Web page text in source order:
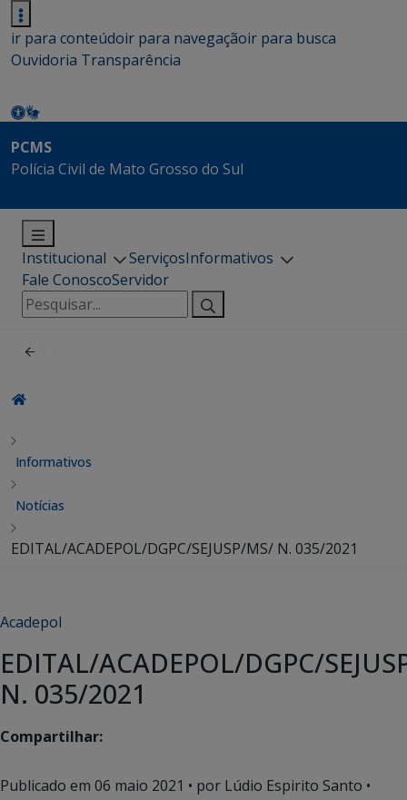
ir para conteúdoir para navegaçãoir para busca
Ouvidoria Transparência
PCMS
Polícia Civil de Mato Grosso do Sul
Institucional ServiçosInformativos
Fale ConoscoServidor
Pesquisar
por:
Informativos
Notícias
EDITAL/ACADEPOL/DGPC/SEJUSP/MS/ N. 035/2021
Acadepol
EDITAL/ACADEPOL/DGPC/
N. 035/2021
Compartilhar:
Publicado em 06 maio 2021 • por Lúdio Espirito Santo •